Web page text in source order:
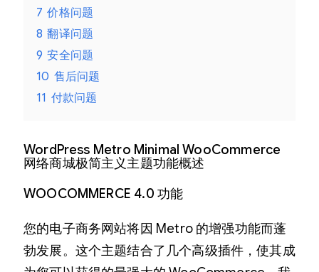
7 价格问题
8 翻译问题
9 安全问题
10 售后问题
11 付款问题
WordPress Metro Minimal WooCommerce
网络商城极简主义主题功能概述
WOOCOMMERCE 4.0 功能
您的电子商务网站将因 Metro 的增强功能而蓬
勃发展。这个主题结合了几个高级插件，使其成